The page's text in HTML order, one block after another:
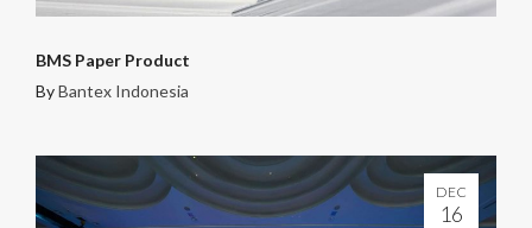
BMS Paper Product
ByBantex Indonesia
DEC
16